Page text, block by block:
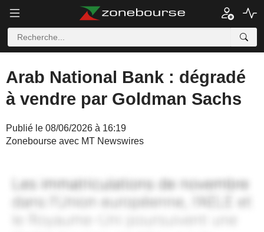
Arab National Bank : dégradé
à vendre par Goldman Sachs
Publié le 08/06/2026 à 16:19
Zonebourse avec MT Newswires